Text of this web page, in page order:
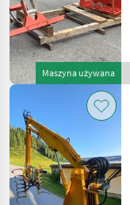
Maszyna używana